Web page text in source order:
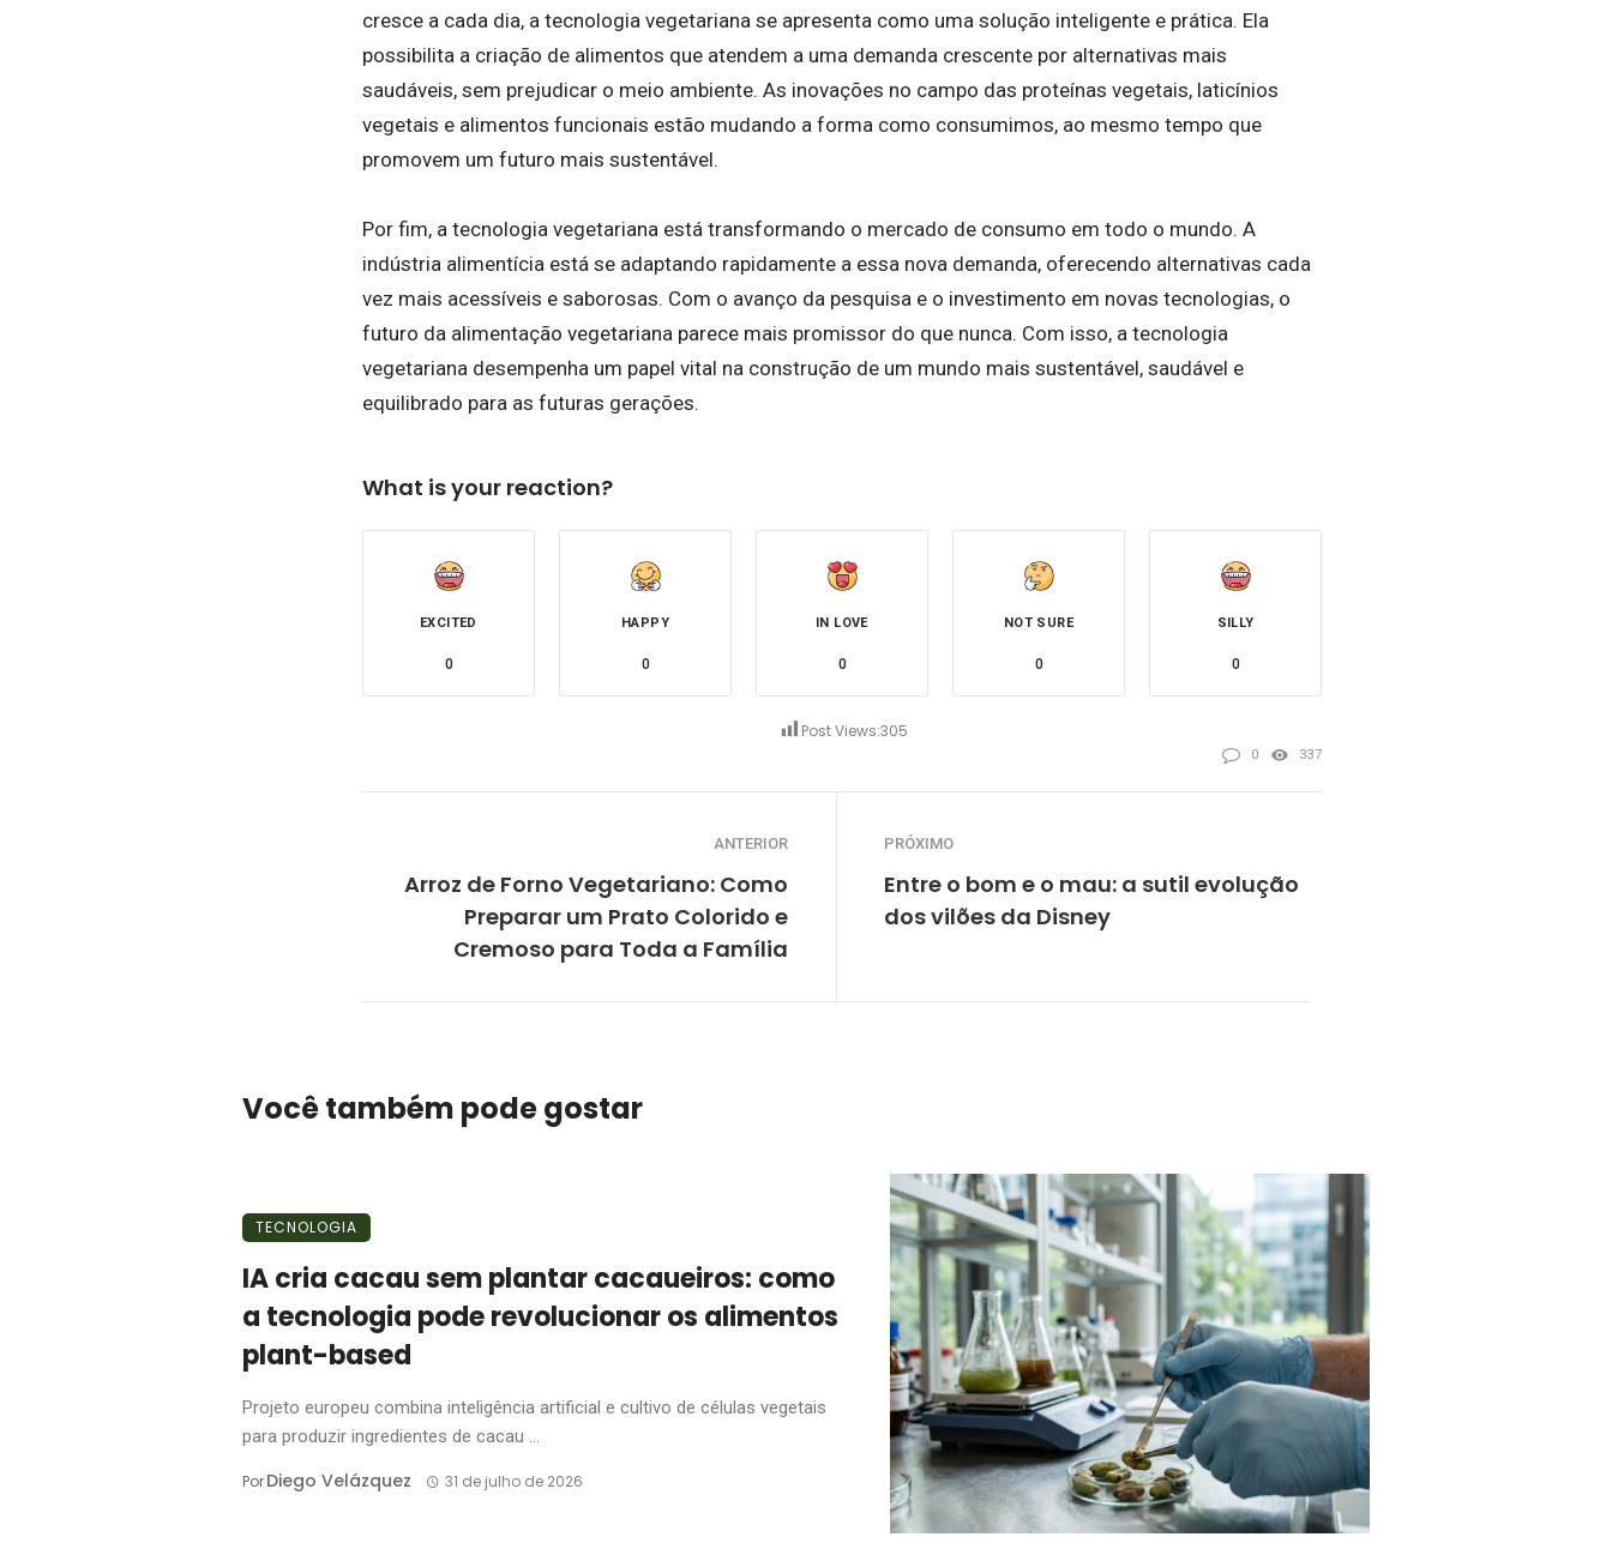
cresce a cada dia, a tecnologia vegetariana se apresenta como uma solução inteligente e prática. Ela
possibilita a criação de alimentos que atendem a uma demanda crescente por alternativas mais
saudáveis, sem prejudicar o meio ambiente. As inovações no campo das proteínas vegetais, laticínios
vegetais e alimentos funcionais estão mudando a forma como consumimos, ao mesmo tempo que
promovem um futuro mais sustentável.
Por fim, a tecnologia vegetariana está transformando o mercado de consumo em todo o mundo. A
indústria alimentícia está se adaptando rapidamente a essa nova demanda, oferecendo alternativas cada
vez mais acessíveis e saborosas. Com o avanço da pesquisa e o investimento em novas tecnologias, o
futuro da alimentação vegetariana parece mais promissor do que nunca. Com isso, a tecnologia
vegetariana desempenha um papel vital na construção de um mundo mais sustentável, saudável e
equilibrado para as futuras gerações.
Post Views:305
What is your reaction?
EXCITED
0
HAPPY
0
IN LOVE
0
NOT SURE
0
SILLY
0
0 337
ANTERIOR
Arroz de Forno Vegetariano: Como
Preparar um Prato Colorido e
Cremoso para Toda a Família
PRÓXIMO
Entre o bom e o mau: a sutil evolução
dos vilões da Disney
Você também pode gostar
TECNOLOGIA
IA cria cacau sem plantar cacaueiros: como
a tecnologia pode revolucionar os alimentos
plant-based
Projeto europeu combina inteligência artificial e cultivo de células vegetais
para produzir ingredientes de cacau ...
PorDiego Velázquez 31 de julho de 2026